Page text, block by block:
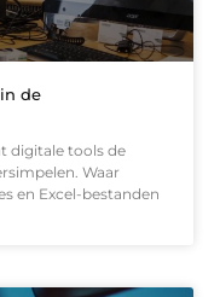
de
digitale tools de
Waar
en Excel-bestanden